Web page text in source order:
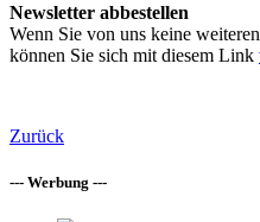
Newsletter abbestellen
Wenn Sie von uns keine
können Sie sich mit diesem Link
Zurück
--- Werbung ---